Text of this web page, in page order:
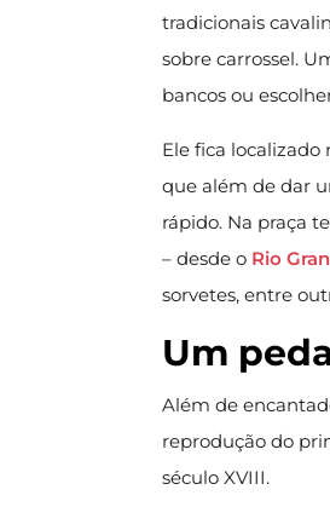
tradicionais
sobre carrossel.
bancos ou
Ele fica
que além de dar
rápido. Na praça
– desde o Rio
sorvetes, entre
Um
Além de
reprodução do
século XVIII.